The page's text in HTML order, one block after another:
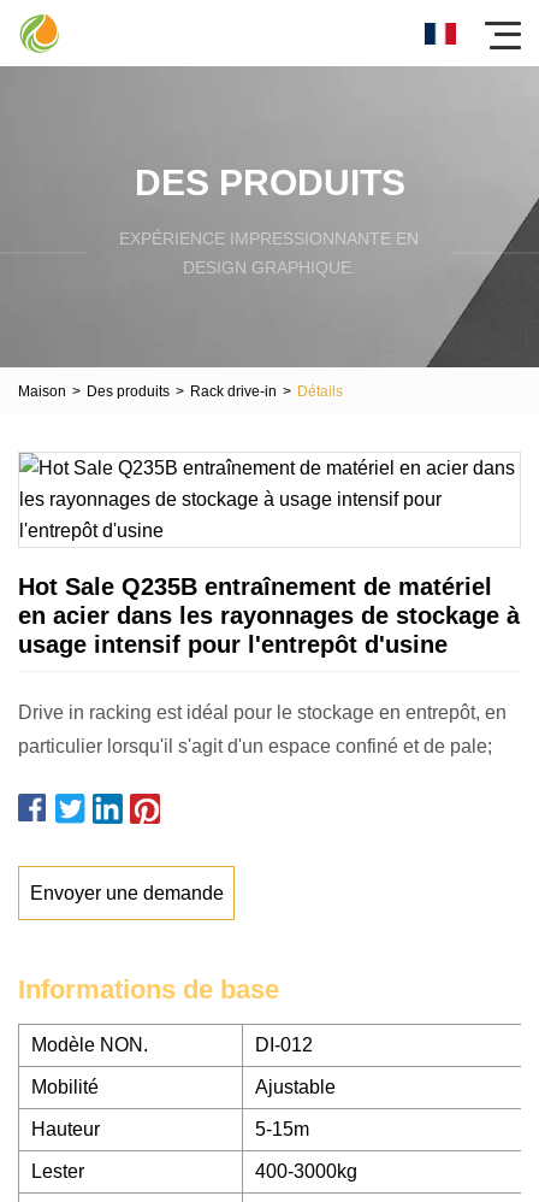
DES PRODUITS
EXPÉRIENCE IMPRESSIONNANTE EN
DESIGN GRAPHIQUE.
Maison > Des produits > Rack drive-in > Détails
Hot Sale Q235B entraînement de matériel
en acier dans les rayonnages de stockage à
usage intensif pour l'entrepôt d'usine
Drive in racking est idéal pour le stockage en entrepôt, en
particulier lorsqu'il s'agit d'un espace confiné et de pale;
Envoyer une demande
Informations de base
Modèle NON. DI-012
Mobilité Ajustable
Hauteur 5-15m
Lester 400-3000kg